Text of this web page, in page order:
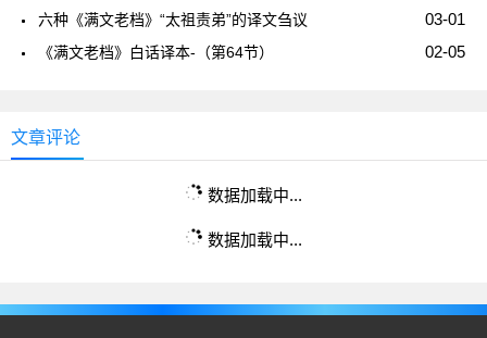
03-01
六种《满文老档》“太祖责弟”的译文刍议
02-05
《满文老档》白话译本-（第64节）
文章评论
数据加载中...
数据加载中...